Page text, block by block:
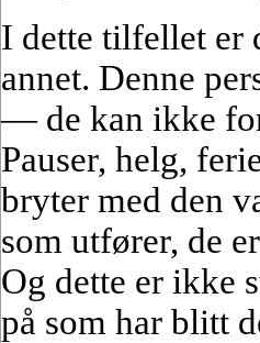
I dette tilfellet er
annet. Denne
— de kan ikke
Pauser, helg,
bryter med den
som utfører, de
Og dette er ikke
på som har blitt